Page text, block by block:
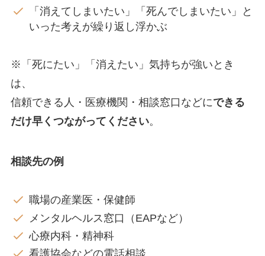
「消えてしまいたい」「死んでしまいたい」と
いった考えが繰り返し浮かぶ
※「死にたい」「消えたい」気持ちが強いとき
は、
信頼できる人・医療機関・相談窓口などにできる
だけ早くつながってください。
相談先の例
職場の産業医・保健師
メンタルヘルス窓口（EAPなど）
心療内科・精神科